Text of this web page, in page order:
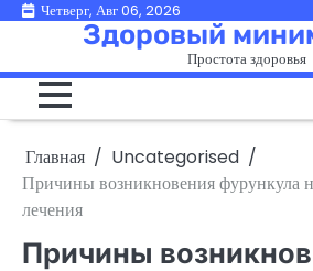
ПерейтиЧетверг, Авг 06, 2026
Здоровый
Простота здоровья
Главная
Uncategorised
Причины возникновения фурункула
лечения
Причины